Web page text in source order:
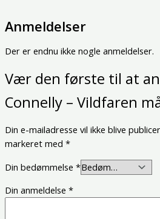
Anmeldelser
Der er endnu ikke nogle anmeldelser.
Vær den første til at
Connelly – Vildfaren
Din e-mailadresse vil ikke blive
markeret med *
Din bedømmelse *
Din anmeldelse *